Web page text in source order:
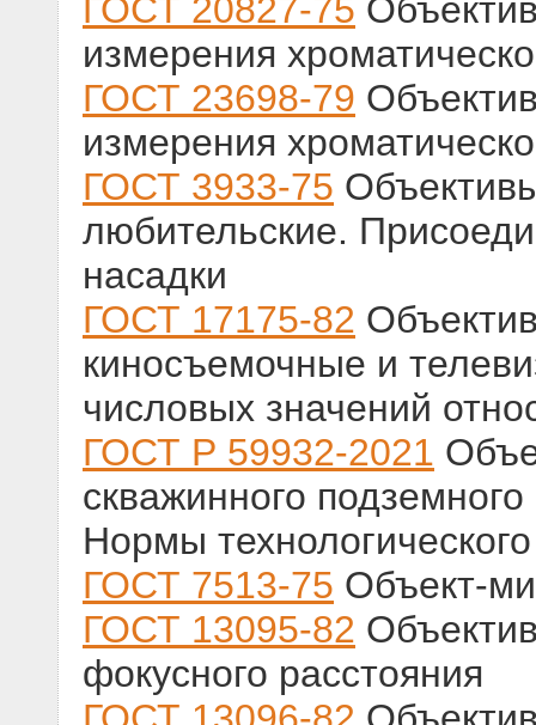
ГОСТ 20827-75
измерения
ГОСТ 23698-79
измерения
ГОСТ 3933-75
любительские.
насадки
ГОСТ 17175-82
киносъемочные и
числовых значений
ГОСТ Р 59932-2021
скважинного
Нормы
ГОСТ 7513-75 Объект-
ГОСТ 13095-82
фокусного расстояния